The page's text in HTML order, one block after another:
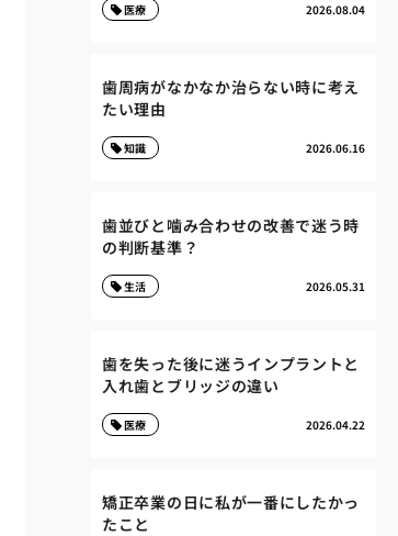
2026.08.04
医療
歯周病がなかなか治らない時に考え
たい理由
2026.06.16
知識
歯並びと噛み合わせの改善で迷う時
の判断基準？
2026.05.31
生活
歯を失った後に迷うインプラントと
入れ歯とブリッジの違い
2026.04.22
医療
矯正卒業の日に私が一番にしたかっ
たこと